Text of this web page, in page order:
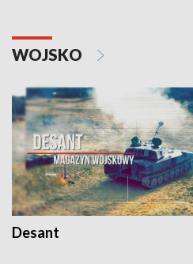
WOJSKO
Desant